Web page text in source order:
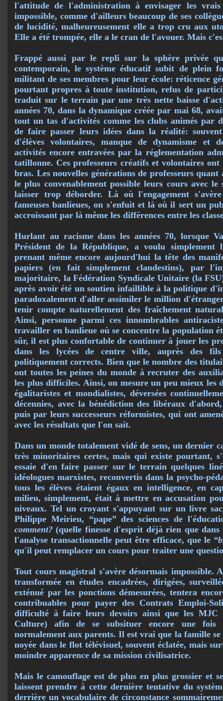
l'attitude de l'administration à envisager les
impossible, comme d'ailleurs beaucoup de ses
de lucidité, malheureusement elle a trop cru aux
Elle a été trompée, elle a le cran de l'avouer. Mais
Frappé aussi par le repli sur la sphère privée
contemporain, le système éducatif subit de plein
militant de ses membres pour leur école: réticence
pourtant propres à toute institution, refus de
traduit sur le terrain par une très nette baisse
années 70, dans la dynamique créée par mai 68,
tout un tas d'activités comme les clubs animés par
de faire passer leurs idées dans la réalité:
d'élèves volontaires, manque de dynamisme et
activités encore en­travées par la réglementation
tatillonne. Ces professeurs créatifs et volontaires
bras. Les nouvelles générations de professeurs
le plus convena­blement possible leurs cours avec
laisser trop déborder. Là où l'engagement
fameuses banlieues, on s'enfuit et là où il sert un
accroissant par là même les différences entre les
Hurlant au racisme dans les années 70, lorsque
Président de la République, a voulu sim­ple­ment
prenant même encore aujourd'hui la tête des
papiers (en fait simplement clandestins), par
majoritaire, la Fédération Syndicale Unitaire (la
après avoir été un soutien infaillible à la politique
paradoxalement d'aller assimiler le million
tenir compte naturellement des fraî­chement
Ainsi, personne parmi ces innombrables
travailler en banlieue où se concentre la population
sûr, il est plus confortable de continuer à jouer les
dans les lycées de centre ville, auprès des
politiquement corrects. Bien que le nombre des
ont toutes les peines du monde à recruter des
les plus difficiles. Ainsi, on mesure un peu mieux les
égalitaristes et mondialistes, dé­versées
décennies, avec la bénédiction des libéraux
puis par leurs successeurs réformistes, qui ont
avec les résultats que l'on sait.
Dans un monde totalement vidé de sens, un dernier
très minoritaires certes, mais qui existe pourtant,
essaie d'en faire passer sur le terrain quelques
idéo­logues marxistes, reconvertis dans la psycho-
tous les élèves étaient égaux en intelligence, en
milieu, simplement, était à mettre en accusation
niveaux. Tel un croyant s'appuyant sur un livre
Philippe Meirieu, “pape” des sciences de
comment? (quelle finesse d'esprit déjà rien que
l'analyse transac­tionnelle peut être efficace, que le
qu'il peut remplacer un cours pour traiter une
Tout cours magistral s'avère désormais impossible.
transformée en études encadrées, di­rigées,
exténué par les ponctions démesurées, tentera
contri­buables pour payer des Contrats Emploi-
difficulté à faire leurs devoirs ainsi que les MJC
Culture) afin de se subsituer encore une fois
normalement aux parents. Il est vrai que la famille
noyée dans le flot télévisuel, souvent éclatée, mais
moindre apparence de sa mission civilisatrice.
Mais le camouflage est de plus en plus grossier et
laissent prendre à cette dernière tenta­tive du
derrière un vocabulaire de circonstance